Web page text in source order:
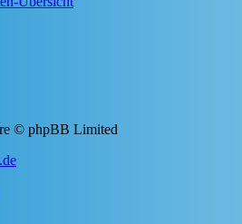
© phpBB Limited